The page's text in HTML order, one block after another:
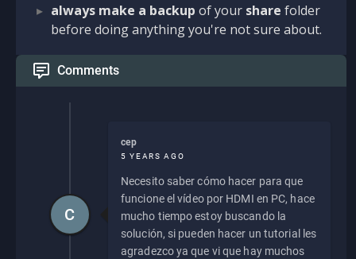
always make a backup of your share folder
before doing anything you're not sure about.
Comments
cep
5 YEARS AGO
Necesito saber cómo hacer para que
funcione el vídeo por HDMI en PC, hace
mucho tiempo estoy buscando la
solución, si pueden hacer un tutorial les
agradezco ya que vi que hay muchos
C